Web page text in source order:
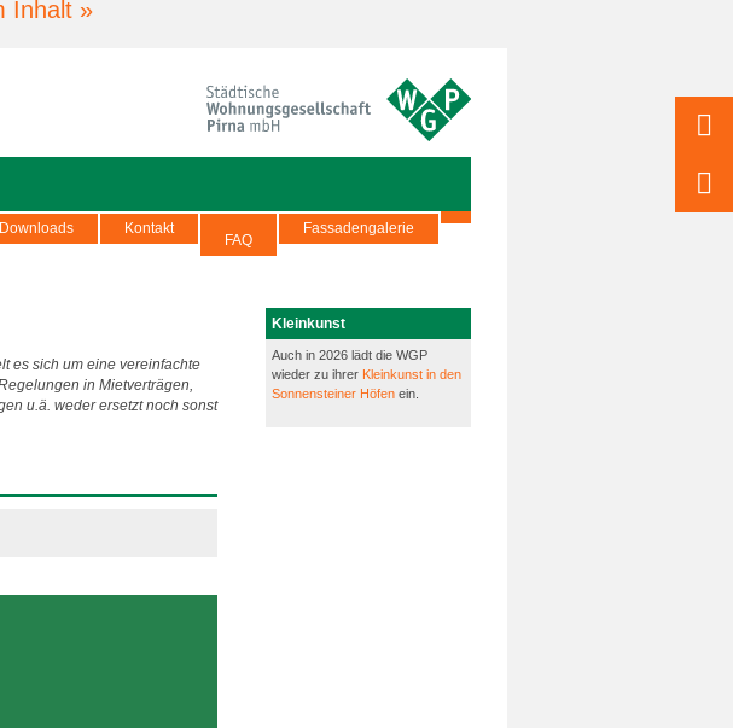
Inhalt »
Downloads Kontakt
FAQ
Fassadengalerie
es sich um eine vereinfachte
in Mietverträgen,
u.ä. weder ersetzt noch sonst
Kleinkunst
Auch in 2026 lädt die WGP
wieder zu ihrer Kleinkunst in den
Sonnensteiner Höfen ein.